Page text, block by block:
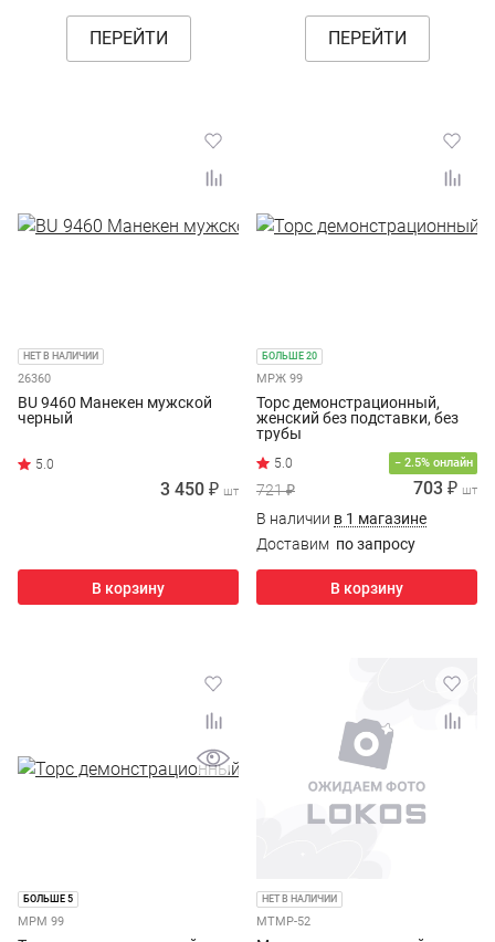
ПЕРЕЙТИ ПЕРЕЙТИ
НЕТ В НАЛИЧИИ
26360
BU 9460 Манекен мужской
черный
3 450 ₽ шт
В корзину
БОЛЬШЕ 20
МРЖ 99
Торс демонстрационный,
женский без подставки, без
трубы
5.0 − 2.5% онлайн
721 ₽ 703 ₽ шт
В наличии в 1 магазине
Доставим по запросу
В корзину
БОЛЬШЕ 5
МРМ 99
НЕТ В НАЛИЧИИ
МТМР-52